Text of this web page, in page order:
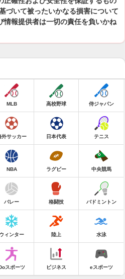
づいて被ったいかなる損害について
情報提供者は一切の責任を負いかね
MLB 高校野球 侍ジャパン
外サッカー 日本代表 テニス
NBA ラグビー 中央競馬
バレー 格闘技 バドミントン
ウィンター 陸上 水泳
スポーツ ビジネス eスポーツ